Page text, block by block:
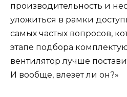
производительность и
уложиться в рамки
самых частых вопросов,
этапе подбора
вентилятор лучше
И вообще, влезет ли он?»